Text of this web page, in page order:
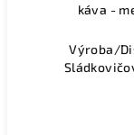
káva -
Výroba/